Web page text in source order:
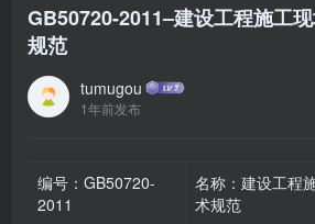
GB50720-2011–建设工程施工
规范
tumugou
1年前发布
编号：GB50720-
2011
名称：建设工程
术规范